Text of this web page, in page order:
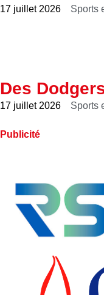
17 juillet 2026 Sports
Des
17 juillet 2026 Sports
Publicité